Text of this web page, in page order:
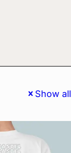
Show all